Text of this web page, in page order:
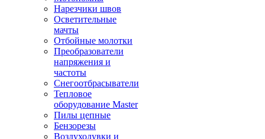
Нарезчики швов
Осветительные
мачты
Отбойные молотки
Преобразователи
напряжения и
частоты
Снегоотбрасыватели
Тепловое
оборудование Master
Пилы цепные
Бензорезы
Воздуходувки и